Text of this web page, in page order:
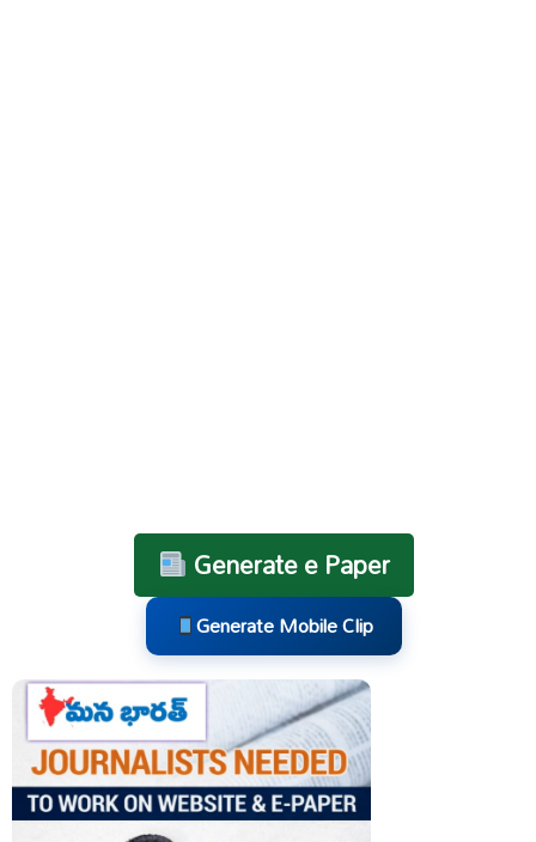
Generate e Paper
Generate Mobile Clip